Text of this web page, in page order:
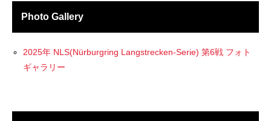
Photo Gallery
2025年 NLS(Nürburgring Langstrecken-Serie) 第6戦 フォト
ギャラリー